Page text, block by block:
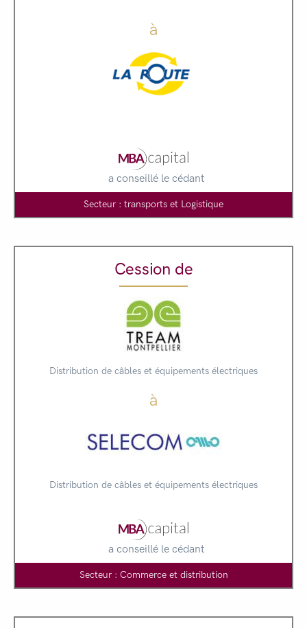
à
a conseillé le cédant
Secteur : transports et Logistique
Cession de
Distribution de câbles et équipements électriques
à
Distribution de câbles et équipements électriques
a conseillé le cédant
Secteur : Commerce et distribution